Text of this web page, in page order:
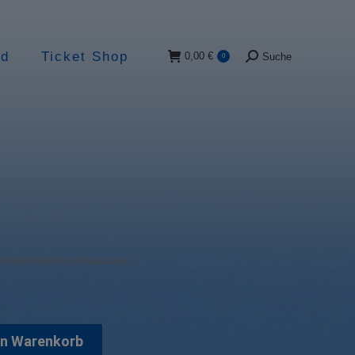
Ticket Shop 0,00 € 0 Suche:
Suche
mit Ausweis
Warenkorb